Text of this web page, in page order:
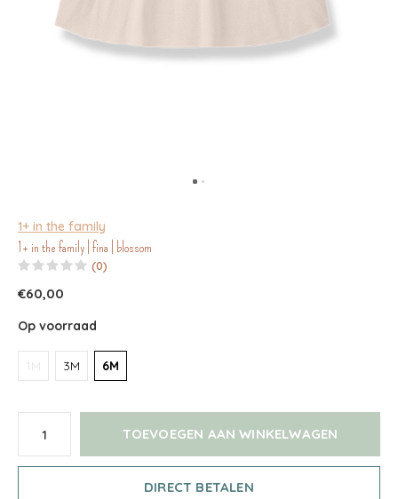
1+ in the family
1+ in the family | fina | blossom
(0)
€60,00
Op voorraad
1M 3M 6M
TOEVOEGEN AAN WINKELWAGEN
DIRECT BETALEN